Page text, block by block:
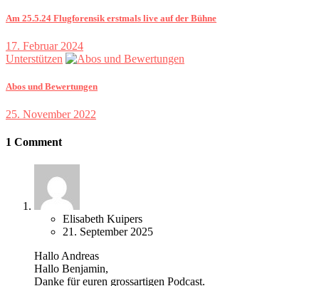
Am 25.5.24 Flugforensik erstmals live auf der Bühne
17. Februar 2024
Unterstützen
Abos und Bewertungen
25. November 2022
1 Comment
Elisabeth Kuipers
21. September 2025
Hallo Andreas
Hallo Benjamin,
Danke für euren grossartigen Podcast.